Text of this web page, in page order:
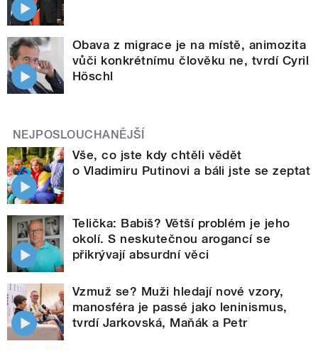
Obava z migrace je na místě, animozita
vůči konkrétnímu člověku ne, tvrdí Cyril
Höschl
NEJPOSLOUCHANĚJŠÍ
Vše, co jste kdy chtěli vědět
o Vladimiru Putinovi a báli jste se zeptat
Telička: Babiš? Větší problém je jeho
okolí. S neskutečnou arogancí se
přikrývají absurdní věci
Vzmuž se? Muži hledají nové vzory,
manosféra je passé jako leninismus,
tvrdí Jarkovská, Maňák a Petr